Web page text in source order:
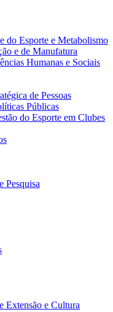
do Esporte e Metabolismo
e de Manufatura
Humanas e Sociais
de Pessoas
Públicas
do Esporte em Clubes
Pesquisa
Extensão e Cultura